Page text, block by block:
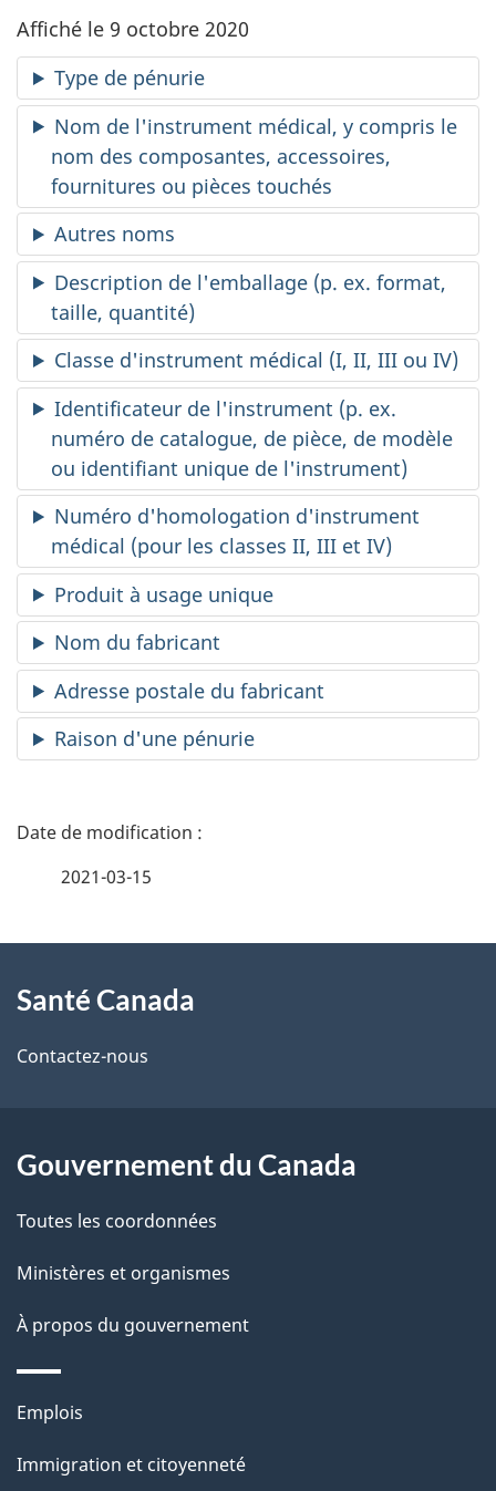
Affiché le 9 octobre 2020
Type de pénurie
Nom de l'instrument médical, y compris le
nom des composantes, accessoires,
fournitures ou pièces touchés
Autres noms
Description de l'emballage (p. ex. format,
taille, quantité)
Classe d'instrument médical (I, II, III ou IV)
Identificateur de l'instrument (p. ex.
numéro de catalogue, de pièce, de modèle
ou identifiant unique de l'instrument)
Numéro d'homologation d'instrument
médical (pour les classes II, III et IV)
Produit à usage unique
Nom du fabricant
Adresse postale du fabricant
Raison d'une pénurie
D
i
l
d
e
p
a
2021-03-15
propos
de
site
Santé Canada
Contactez-nous
Gouvernement du Canada
Toutes les coordonnées
Ministères et organismes
À propos du gouvernement
Thèmes
sujets
Emplois
Immigration et citoyenneté